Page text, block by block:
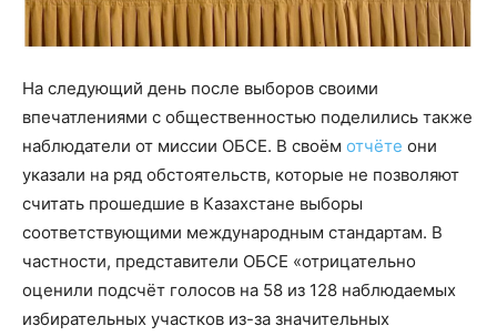
На следующий день после выборов своими
впечатлениями с общественностью поделились также
наблюдатели от миссии ОБСЕ. В своём отчёте они
указали на ряд обстоятельств, которые не позволяют
считать прошедшие в Казахстане выборы
соответствующими международным стандартам. В
частности, представители ОБСЕ «отрицательно
оценили подсчёт голосов на 58 из 128 наблюдаемых
избирательных участков из-за значительных